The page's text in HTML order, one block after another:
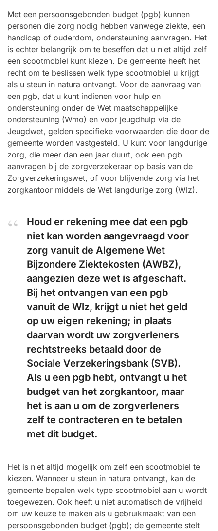
Met een persoonsgebonden budget (pgb) kunnen
personen die zorg nodig hebben vanwege ziekte, een
handicap of ouderdom, ondersteuning aanvragen. Het
is echter belangrijk om te beseffen dat u niet altijd zelf
een scootmobiel kunt kiezen. De gemeente heeft het
recht om te beslissen welk type scootmobiel u krijgt
als u steun in natura ontvangt. Voor de aanvraag van
een pgb, dat u kunt indienen voor hulp en
ondersteuning onder de Wet maatschappelijke
ondersteuning (Wmo) en voor jeugdhulp via de
Jeugdwet, gelden specifieke voorwaarden die door de
gemeente worden vastgesteld. U kunt voor langdurige
zorg, die meer dan een jaar duurt, ook een pgb
aanvragen bij de zorgverzekeraar op basis van de
Zorgverzekeringswet, of voor blijvende zorg via het
zorgkantoor middels de Wet langdurige zorg (Wlz).
Houd er rekening mee dat een pgb
niet kan worden aangevraagd voor
zorg vanuit de Algemene Wet
Bijzondere Ziektekosten (AWBZ),
aangezien deze wet is afgeschaft.
Bij het ontvangen van een pgb
vanuit de Wlz, krijgt u niet het geld
op uw eigen rekening; in plaats
daarvan wordt uw zorgverleners
rechtstreeks betaald door de
Sociale Verzekeringsbank (SVB).
Als u een pgb hebt, ontvangt u het
budget van het zorgkantoor, maar
het is aan u om de zorgverleners
zelf te contracteren en te betalen
met dit budget.
Het is niet altijd mogelijk om zelf een scootmobiel te
kiezen. Wanneer u steun in natura ontvangt, kan de
gemeente bepalen welk type scootmobiel aan u wordt
toegewezen. Ook heeft u niet automatisch de vrijheid
om uw keuze te maken als u gebruikmaakt van een
persoonsgebonden budget (pgb); de gemeente stelt